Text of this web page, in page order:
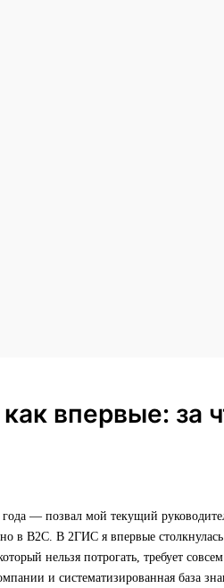
как впервые:
— позвал мой текущий
в B2C. В 2ГИС я впервые
нельзя потрогать, требует
и систематизированная база